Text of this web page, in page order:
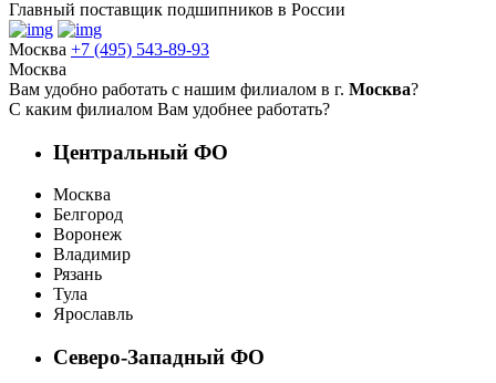
Главный поставщик подшипников в России
Москва +7 (495) 543-89-93
Москва
Вам удобно работать с нашим филиалом в г. Москва?
С каким филиалом Вам удобнее работать?
Центральный ФО
Москва
Белгород
Воронеж
Владимир
Рязань
Тула
Ярославль
Северо-Западный ФО